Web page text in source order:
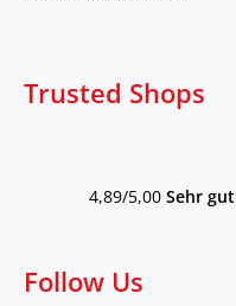
Trusted Shops
4,89/5,00 Sehr gut
Follow Us